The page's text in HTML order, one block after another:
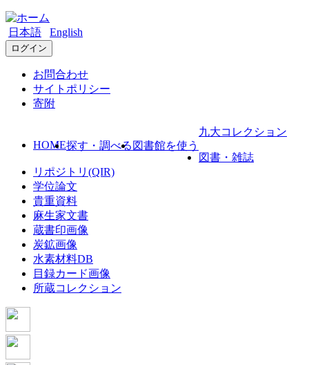
日本語 English
ログイン
お問合わせ
サイトポリシー
寄附
HOME探す・調べる 図書館を使う
九大コレクション
図書・雑誌
リポジトリ(QIR)
学位論文
貴重資料
麻生家文書
蔵書印画像
炭鉱画像
水素材料DB
目録カード画像
所蔵コレクション